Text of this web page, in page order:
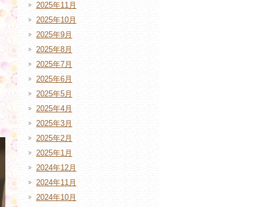
2025年11月
2025年10月
2025年9月
2025年8月
2025年7月
2025年6月
2025年5月
2025年4月
2025年3月
2025年2月
2025年1月
2024年12月
2024年11月
2024年10月